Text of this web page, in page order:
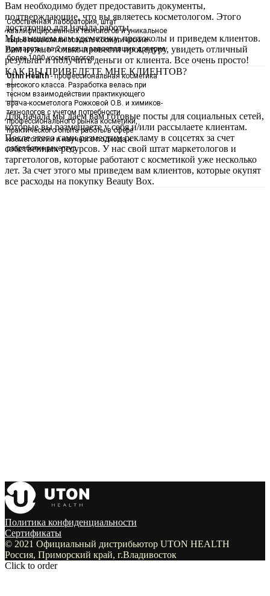
Собственная лаборатория, штат
квалифицированных технологов и уникальное
сырьё позволили создать косметические
препараты, за 2 месяца завоевавшие доверие
более 1000 косметологов.
Uthn Health- профессиональная косметика
высокого класса. Разработка велась при
тесном взаимодействии практикующего
врача-косметолога Рожковой О.В. и химиков-
технологов с учетом потребности
профессионального рынка косметики,
практического опыта работы в сфере
косметологии и научного подхода к
разработке рецептур.
Вам необходимо будет предоставить документы,
подтверждающие, что вы являетесь косметологом. Этого
достаточно для начала работы.
Мы вышлем вам косметику, протоколы и приведем клиентов.
Вам нужно только провести процедуру, увидеть отличный
результат и получить деньги от клиента. Все очень просто!
КАК ВЫ ПРИВЕДЕТЕ МНЕ КЛИЕНТОВ?
Для начала мы даем вам готовые посты для социальных сетей,
которые вы размещаете у себя и/или рассылаете клиентам.
После этого сами разместим рекламу в соцсетях за счет
собственных ресурсов. У нас свой штат маркетологов и
таргетологов, которые работают с косметикой уже несколько
лет. За счет этого мы приведем вам клиентов, которые окупят
все расходы на покупку Beauty Box.
Политика конфиденциальности
Сертификаты
© 2021 Официальный дистрибьютор UTON HEALTH
Россия, Приморский край, г.Владивосток
Click to order